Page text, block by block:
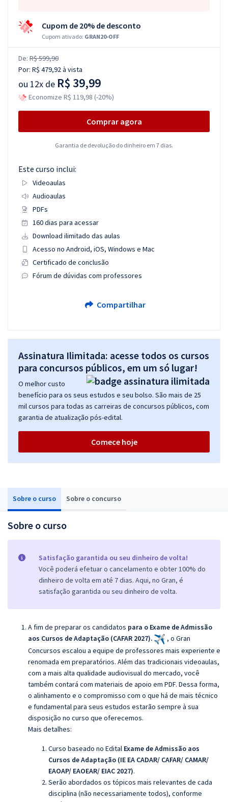
Sobre o curso Sobre o concurso
Sobre o curso
Satisfação garantida ou seu dinheiro de volta!
Você poderá efetuar o cancelamento e obter 100% do
dinheiro de volta em até 7 dias. Aqui, no Gran, é
satisfação garantida ou seu dinheiro de volta.
A fim de preparar os candidatos para o Exame de Admissão
aos Cursos de Adaptação (CAFAR 2027).
, o Gran
Concursos escalou a equipe de professores mais experiente e
renomada em preparatórios. Além das tradicionais videoaulas,
com a mais alta qualidade audiovisual do mercado, você
também contará com materiais de apoio em PDF. Dessa forma,
o alinhamento e o compromisso com o que há de mais técnico
e fundamental para seus estudos estarão sempre à sua
disposição no curso que oferecemos.
Mais detalhes:
Curso baseado no Edital Exame de Admissão aos
Cursos de Adaptação (IE EA CADAR/ CAFAR/ CAMAR/
EAOAP/ EAOEAR/ EIAC 2027).
Serão abordados os tópicos mais relevantes de cada
disciplina (não necessariamente todos), conforme
Cupom de 20% de desconto
Cupom ativado: GRAN20-OFF
De: R$ 599,90
Por: R$ 479,92à vista
ou 12x de R$ 39,99
Economize R$ 119,98 (-20%)
Comprar agora
Garantia de devolução do dinheiro em 7 dias.
Este curso inclui:
Videoaulas
Audioaulas
PDFs
160 dias para acessar
Download ilimitado das aulas
Acesso no Android, iOS, Windows e Mac
Certificado de conclusão
Fórum de dúvidas com professores
Compartilhar
Assinatura Ilimitada: acesse todos os cursos
para concursos públicos, em um só lugar!
O melhor custo
benefício para os seus estudos e seu bolso. São mais de 25
mil cursos para todas as carreiras de concursos públicos, com
garantia de atualização pós-edital.
Comece hoje